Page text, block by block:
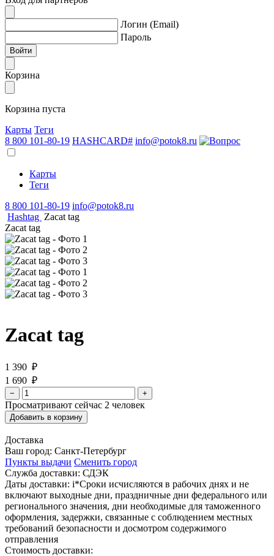
Логин (Email)
Пароль
Войти
Корзина
Корзина пуста
Карты Теги
8 800 101-80-19 HASHCARD# info@potok8.ru
Карты
Теги
8 800 101-80-19 info@potok8.ru
Hashtag Zacat tag
Zacat tag
Zacat tag
1 390 ₽
1 690 ₽
− +
Просматривают сейчас 2 человек
Добавить в корзину
Доставка
Ваш город: Санкт-Петербург
Пункты выдачи Сменить город
Служба доставки: СДЭК
Даты доставки: i*Сроки исчисляются в рабочих днях и не
включают выходные дни, праздничные дни федерального или
регионального значения, дни необходимые для таможенного
оформления, задержки, связанные с соблюдением местных
требований безопасности и досмотром содержимого
отправления
Стоимость доставки: